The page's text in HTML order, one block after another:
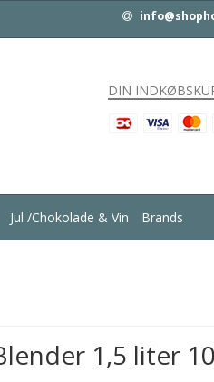
DIN
Jul /Chokolade & Vin Brands
1,5 liter